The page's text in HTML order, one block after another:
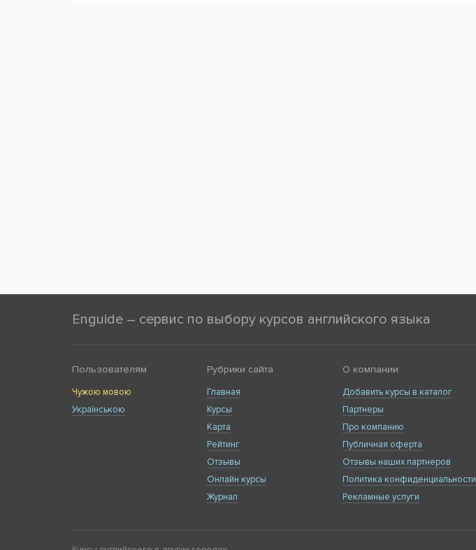
Enguide – сервис по выбору курсов английского языка
Пользователям
Чужою мовою
Українською
Рубрики сайта
Главная
Курсы
Карта
Рейтинг
Отзывы
Онлайн курсы
Журнал
О компании
Добавить курсы в каталог
Партнеры
Про компанию
Публичная оферта
Отзывы наших партнеров
Политика конфиденциальности
Рекламные услуги